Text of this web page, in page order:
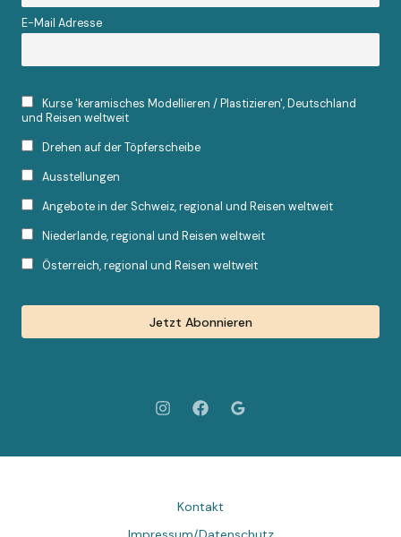
E-Mail Adresse
Kurse 'keramisches Modellieren / Plastizieren', Deutschland
und Reisen weltweit
Drehen auf der Töpferscheibe
Ausstellungen
Angebote in der Schweiz, regional und Reisen weltweit
Niederlande, regional und Reisen weltweit
Österreich, regional und Reisen weltweit
Kontakt